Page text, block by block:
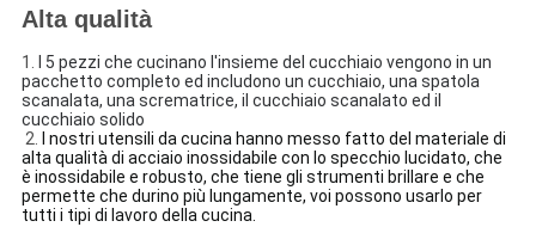
Alta qualità
1.
I 5 pezzi che cucinano l'insieme del cucchiaio vengono in un
pacchetto completo ed includono un cucchiaio, una spatola
scanalata, una scrematrice, il cucchiaio scanalato ed il
cucchiaio solido
2.
I nostri utensili da cucina hanno messo fatto del materiale di
alta qualità di acciaio inossidabile con lo specchio lucidato, che
è inossidabile e robusto, che tiene gli strumenti brillare e che
permette che durino più lungamente, voi possono usarlo per
tutti i tipi di lavoro della cucina.